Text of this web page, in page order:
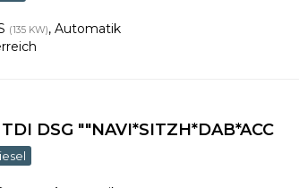
(135 KW),Automatik
DSG ""NAVI*SITZH*DAB*ACC